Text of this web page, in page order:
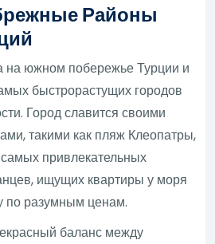
Районы
на южном побережье Турции и
быстрорастущих городов
Город славится своими
такими как пляж Клеопатры,
привлекательных
ищущих квартиры у моря
по разумным ценам.
баланс между